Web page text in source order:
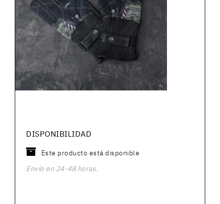
DISPONIBILIDAD
Este producto está disponible
Envío en 24-48 horas.